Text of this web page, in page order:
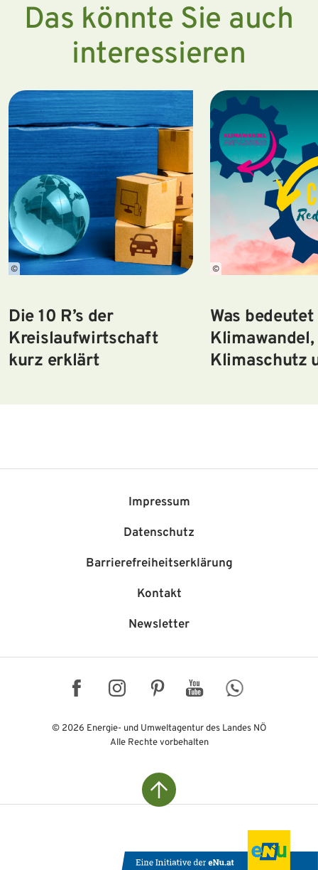
Das könnte Sie auch
interessieren
©
Die 10 R’s der
Kreislaufwirtschaft
kurz erklärt
©
Was bedeutet
Klimawandel,
Klimaschutz
Impressum
Datenschutz
Barriere­freiheits­erklärung
Kontakt
Newsletter
FacebookInstagramPinterestYouTubeWhatsApp
© 2026 Energie- und Umweltagentur des Landes NÖ
Alle Rechte vorbehalten